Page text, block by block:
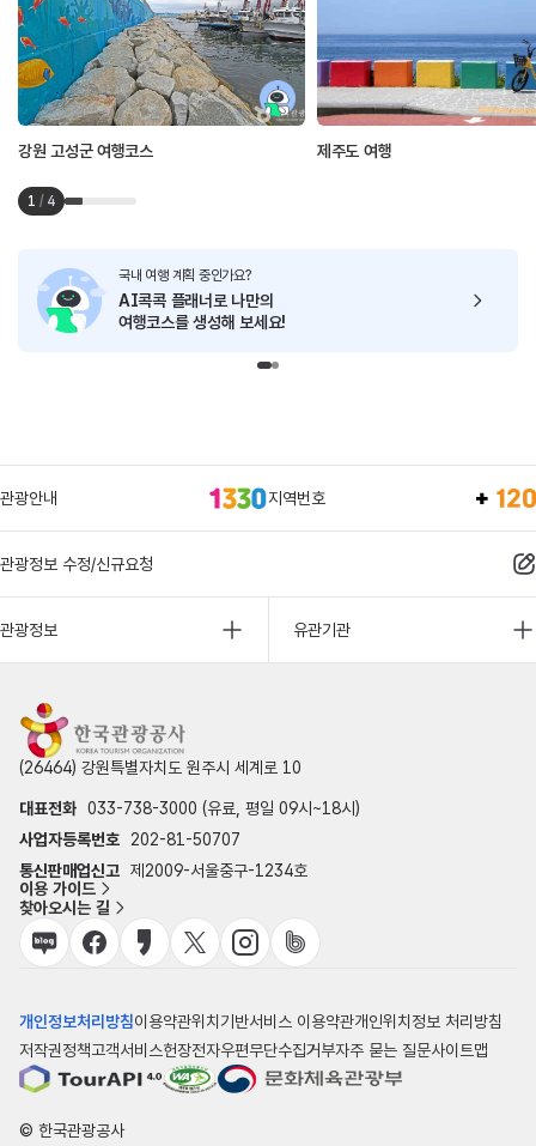
강원 고성군 여행코스 제주도 여행
1 / 4
국내 여행 계획 중인가요?
AI콕콕 플래너로 나만의
여행코스를 생성해 보세요!
관광안내 지역번호
관광정보 수정/신규요청
관광정보 유관기관
(26464) 강원특별자치도 원주시 세계로 10
대표전화 033-738-3000 (유료, 평일 09시~18시)
사업자등록번호 202-81-50707
통신판매업신고 제2009-서울중구-1234호
이용 가이드
찾아오시는 길
개인정보처리방침이용약관위치기반서비스 이용약관개인위치정보 처리방침
저작권정책고객서비스헌장전자우편무단수집거부자주 묻는 질문사이트맵
© 한국관광공사